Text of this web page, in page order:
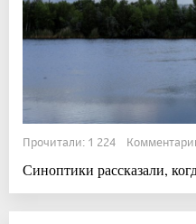
Прочитали: 1 224
Синоптики рассказали,